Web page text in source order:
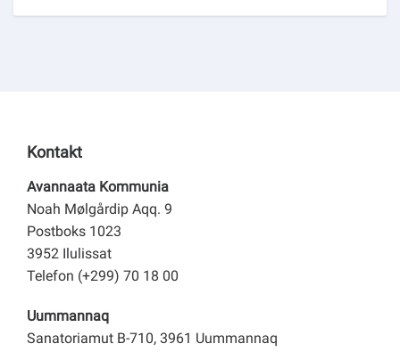
Kontakt
Avannaata Kommunia
Noah Mølgårdip Aqq. 9
Postboks 1023
3952 Ilulissat
Telefon (+299) 70 18 00
Uummannaq
Sanatoriamut B-710, 3961 Uummannaq